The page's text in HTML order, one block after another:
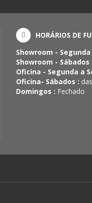
HORÁRIOS DE
Showroom -
Showroom - Sábados
Oficina - Segunda a
Oficina- Sábados :
Domingos : Fechado